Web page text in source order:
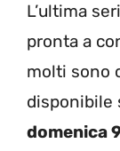
L’ultima
pronta a
molti sono
disponibile
domenica